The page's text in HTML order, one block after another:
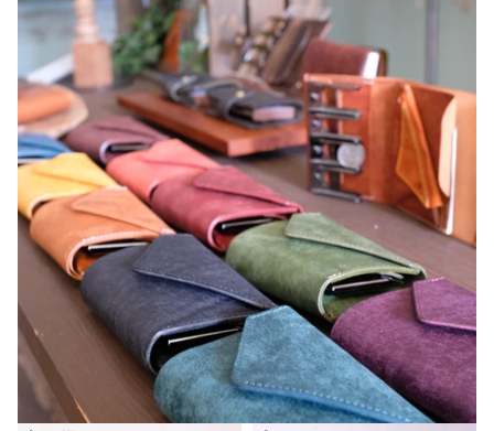
ケ
ー
ス
/
全
8
ブ
ル
ー